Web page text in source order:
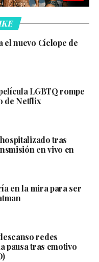
el nuevo Cíclope de
LGBTQ rompe
de Netflix
tras
en vivo en
en la mira para ser
redes
pausa tras emotivo